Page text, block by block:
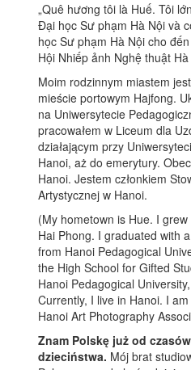
„Quê hương tôi là Huế. Tôi
Đại học Sư phạm Hà Nội và
học Sư phạm Hà Nội cho
Hội Nhiếp ảnh Nghệ thuật Hà
Moim rodzinnym miastem
mieście portowym Hajfong.
na Uniwersytecie
pracowałem w Liceum dla
działającym przy
Hanoi, aż do emerytury.
Hanoi. Jestem członkiem
Artystycznej w Hanoi.
(My hometown is Hue. I
Hai Phong. I graduated with
from Hanoi Pedagogical
the High School for Gifted
Hanoi Pedagogical
Currently, I live in Hanoi. I
Hanoi Art Photography
Znam Polskę już od
dzieciństwa. Mój brat